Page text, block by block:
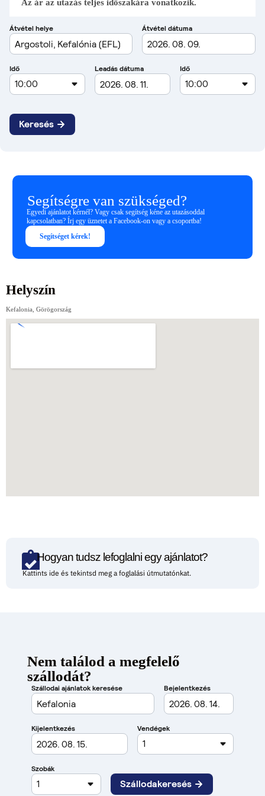
Az ár az utazás teljes időszakára vonatkozik.
Segítségre van szükséged?
Egyedi ajánlatot kérnél? Vagy csak segítség kéne az utazásoddal
kapcsolatban? Írj egy üznetet a Facebook-on vagy a csoportba!
Segítséget kérek!
Helyszín
Kefalonia, Görögország
Hogyan tudsz lefoglalni egy ajánlatot?
Kattints ide és tekintsd meg a foglalási útmutatónkat.
Nem találod a megfelelő
szállodát?